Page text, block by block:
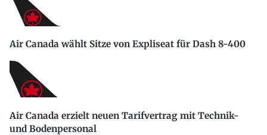
Air Canada wählt Sitze von Expliseat für Dash 8-400
Air Canada erzielt neuen Tarifvertrag mit Technik-
und Bodenpersonal